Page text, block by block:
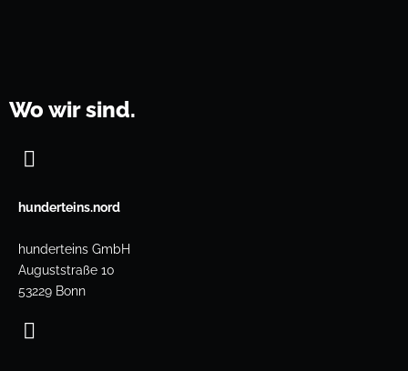
Wo wir sind.
hunderteins.nord
hunderteins GmbH
Auguststraße 10
53229 Bonn